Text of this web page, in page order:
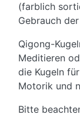
(farblich
Gebrauch
Qigong-
Meditieren
die Kugeln
Motorik und
Bitte